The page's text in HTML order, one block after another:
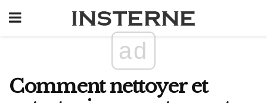
ad
Comment nettoyer et